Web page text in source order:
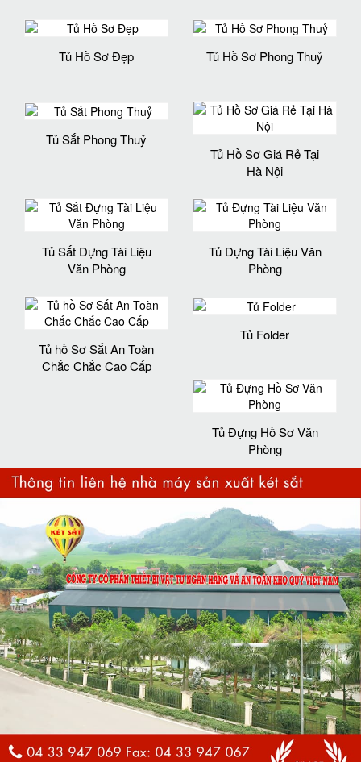
Tủ Hồ Sơ Đẹp Tủ Hồ Sơ Phong Thuỷ
Tủ Sắt Phong Thuỷ
Tủ Hồ Sơ Giá Rẻ Tại
Hà Nội
Tủ Sắt Đựng Tài Liệu
Văn Phòng
Tủ Đựng Tài Liệu Văn
Phòng
Tủ hồ Sơ Sắt An Toàn
Chắc Chắc Cao Cấp
Tủ Folder
Tủ Đựng Hồ Sơ Văn
Phòng